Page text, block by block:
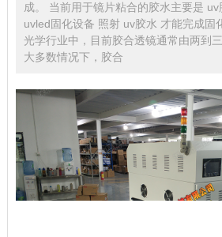
成。 当前用于镜片粘合的胶水主要是
uvled固化设备 照射 uv胶水 才能完成固
光学行业中，目前胶合透镜通常由两到
大多数情况下，胶合